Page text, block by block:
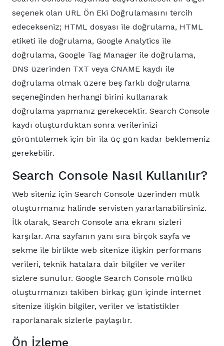
seçenek olan URL Ön Eki Doğrulamasını tercih
edecekseniz; HTML dosyası ile doğrulama, HTML
etiketi ile doğrulama, Google Analytics ile
doğrulama, Google Tag Manager ile doğrulama,
DNS üzerinden TXT veya CNAME kaydı ile
doğrulama olmak üzere beş farklı doğrulama
seçeneğinden herhangi birini kullanarak
doğrulama yapmanız gerekecektir. Search Console
kaydı oluşturduktan sonra verilerinizi
görüntülemek için bir ila üç gün kadar beklemeniz
gerekebilir.
Search Console Nasıl Kullanılır?
Web siteniz için Search Console üzerinden mülk
oluşturmanız halinde servisten yararlanabilirsiniz.
İlk olarak, Search Console ana ekranı sizleri
karşılar. Ana sayfanın yanı sıra birçok sayfa ve
sekme ile birlikte web sitenize ilişkin performans
verileri, teknik hatalara dair bilgiler ve veriler
sizlere sunulur. Google Search Console mülkü
oluşturmanızı takiben birkaç gün içinde internet
sitenize ilişkin bilgiler, veriler ve istatistikler
raporlanarak sizlerle paylaşılır.
Ön İzleme